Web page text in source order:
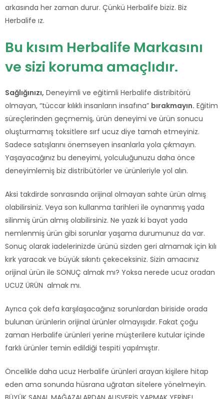
arkasında her zaman durur. Çünkü Herbalife biziz. Biz
Herbalife ız.
Bu kısım Herbalife Markasını
ve sizi koruma amaçlıdır.
Sağlığınızı, Deneyimli ve eğitimli Herbalife distribitörü
olmayan, “tüccar kılıklı insanların insafına” bırakmayın. Eğitim
süreçlerinden geçmemiş, ürün deneyimi ve ürün sonucu
oluşturmamış toksitlere sırf ucuz diye tamah etmeyiniz.
Sadece satışlarını önemseyen insanlarla yola çıkmayın.
Yaşayacağınız bu deneyimi, yolculuğunuzu daha önce
deneyimlemiş biz distribütörler ve ürünleriyle yol alın.
Aksi takdirde sonrasında orijinal olmayan sahte ürün almış
olabilirsiniz. Veya son kullanma tarihleri ile oynanmış yada
silinmiş ürün almış olabilirsiniz. Ne yazık ki bayat yada
nemlenmiş ürün gibi sorunlar yaşama durumunuz da var.
Sonuç olarak iadelerinizde ürünü sizden geri almamak için kılı
kırk yaracak ve büyük sıkıntı çekeceksiniz. Sizin amacınız
orijinal ürün ile SONUÇ almak mı? Yoksa nerede ucuz oradan
UCUZ ÜRÜN almak mı.
Ayrıca çok defa karşılaşacağınız sorunlardan biriside orada
bulunan ürünlerin orijinal ürünler olmayışıdır. Fakat çoğu
zaman Herbalife ürünleri yerine müşterilere kutular içinde
farklı ürünler temin edildiği tespiti yapılmıştır.
Öncelikle daha ucuz Herbalife ürünleri arayan kişilere hitap
eden ama sonunda hüsrana uğratan sitelere yönelmeyin.